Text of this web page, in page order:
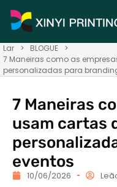
Lar > BLOGUE
>
7 Maneiras como as
personalizadas para
7 Maneiras
usam cartas
eventos
10/06/2026